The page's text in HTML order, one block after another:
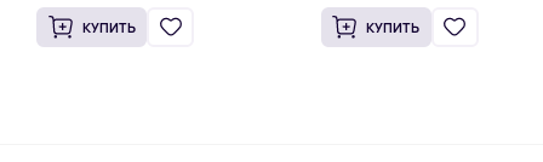
КУПИТЬ КУПИТЬ